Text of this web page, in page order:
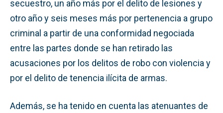
secuestro, un año más por el delito de lesiones y
otro año y seis meses más por pertenencia a grupo
criminal a partir de una conformidad negociada
entre las partes donde se han retirado las
acusaciones por los delitos de robo con violencia y
por el delito de tenencia ilícita de armas.
Además, se ha tenido en cuenta las atenuantes de